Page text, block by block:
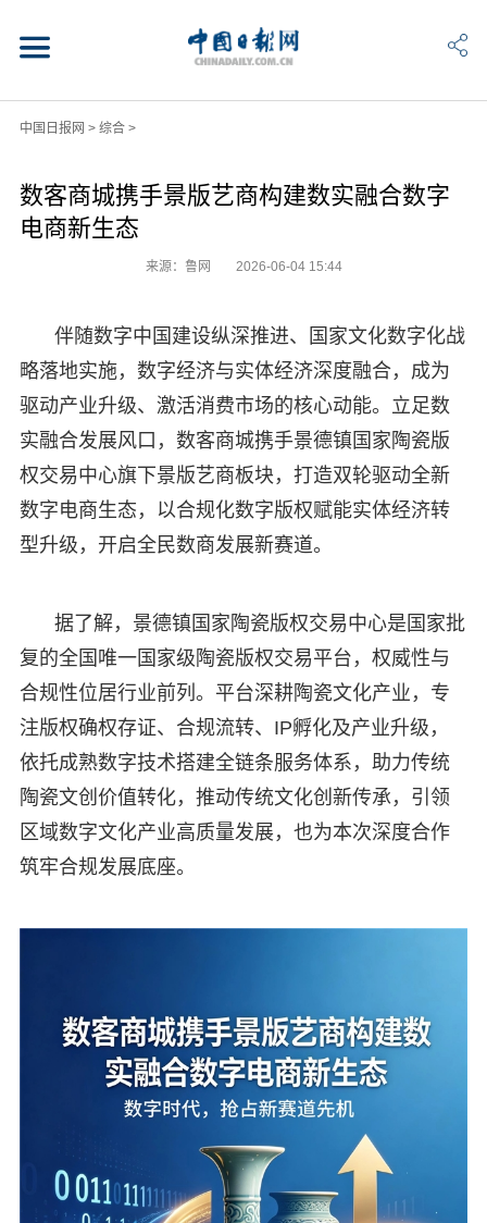
中国日报网 > 综合>
数客商城携手景版艺商构建数实融合数字
电商新生态
来源：鲁网 2026-06-04 15:44
伴随数字中国建设纵深推进、国家文化数字化战
略落地实施，数字经济与实体经济深度融合，成为
驱动产业升级、激活消费市场的核心动能。立足数
实融合发展风口，数客商城携手景德镇国家陶瓷版
权交易中心旗下景版艺商板块，打造双轮驱动全新
数字电商生态，以合规化数字版权赋能实体经济转
型升级，开启全民数商发展新赛道。
据了解，景德镇国家陶瓷版权交易中心是国家批
复的全国唯一国家级陶瓷版权交易平台，权威性与
合规性位居行业前列。平台深耕陶瓷文化产业，专
注版权确权存证、合规流转、IP孵化及产业升级，
依托成熟数字技术搭建全链条服务体系，助力传统
陶瓷文创价值转化，推动传统文化创新传承，引领
区域数字文化产业高质量发展，也为本次深度合作
筑牢合规发展底座。